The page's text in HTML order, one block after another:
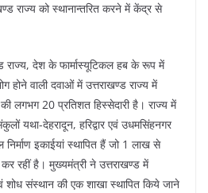
राज्य को स्थानान्तरित करने में केंद्र से
राज्य, देश के फार्मास्यूटिकल हब के रूप में
होने वाली दवाओं में उत्तराखण्ड राज्य में
की लगभग 20 प्रतिशत हिस्सेदारी है। राज्य में
यथा-देहरादून, हरिद्वार एवं उधमसिंहनगर
इकाईयां स्थापित हैं जो 1 लाख से
कर रहीं है। मुख्यमंत्री ने उत्तराखण्ड में
एवं शोध संस्थान की एक शाखा स्थापित किये जाने